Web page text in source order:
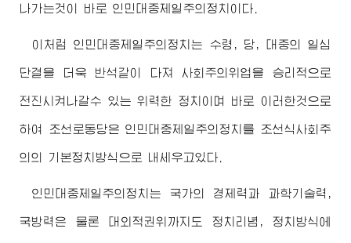
나가는것이 바로 인민대중제일주의정치이다.
이처럼 인민대중제일주의정치는 수령 , 당, 대중의 일심
단결을 더욱 반석같이 다져 사회주의위업을 승리적으로
전진시켜나갈수 있는 위력한 정치이며 바로 이러한것으로
하여 조선로동당은 인민대중제일주의정치를 조선식사회주
의의 기본정치방식으로 내세우고있다.
인민대중제일주의정치는 국가의 경제력과 과학기술력,
국방력은 물론 대외적권위까지도 정치리념, 정치방식에